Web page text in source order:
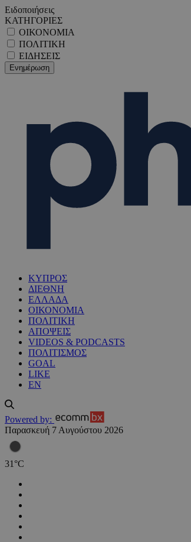
Ειδοποιήσεις
ΚΑΤΗΓΟΡΙΕΣ
ΟΙΚΟΝΟΜΙΑ
ΠΟΛΙΤΙΚΗ
ΕΙΔΗΣΕΙΣ
ΚΥΠΡΟΣ
ΔΙΕΘΝΗ
ΕΛΛΑΔΑ
ΟΙΚΟΝΟΜΙΑ
ΠΟΛΙΤΙΚΗ
ΑΠΟΨΕΙΣ
VIDEOS & PODCASTS
ΠΟΛΙΤΙΣΜΟΣ
GOAL
LIKE
EN
Powered by:
Παρασκευή 7 Αυγούστου 2026
31 °C